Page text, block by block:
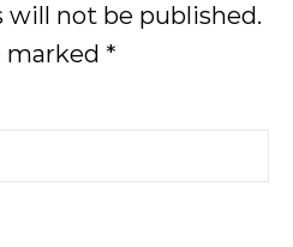
will not be published.
marked *